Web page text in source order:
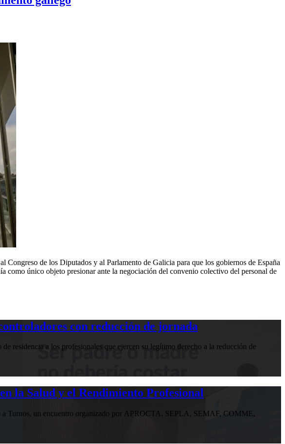
de los Diputados y al Parlamento de Galicia para que los gobiernos de España
como único objeto presionar ante la negociación del convenio colectivo del personal de
con reducción de jornada
residencia a los profesionales que ejercen su legítimo derecho a la reducción de
la Salud y el Rendimiento Profesional
a Turnos, un encuentro organizado por APROCTA, SEPLA, SEMAF, COMME,